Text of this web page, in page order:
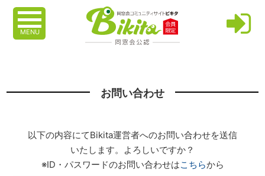
MENU
お問い合わせ
以下の内容にてBikita運営者へのお問い合わせを送信
いたします。よろしいですか？
※ID・パスワードのお問い合わせはこちらから